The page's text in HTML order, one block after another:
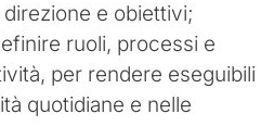
e obiettivi;
ruoli, processi e
per rendere eseguibili
quotidiane e nelle